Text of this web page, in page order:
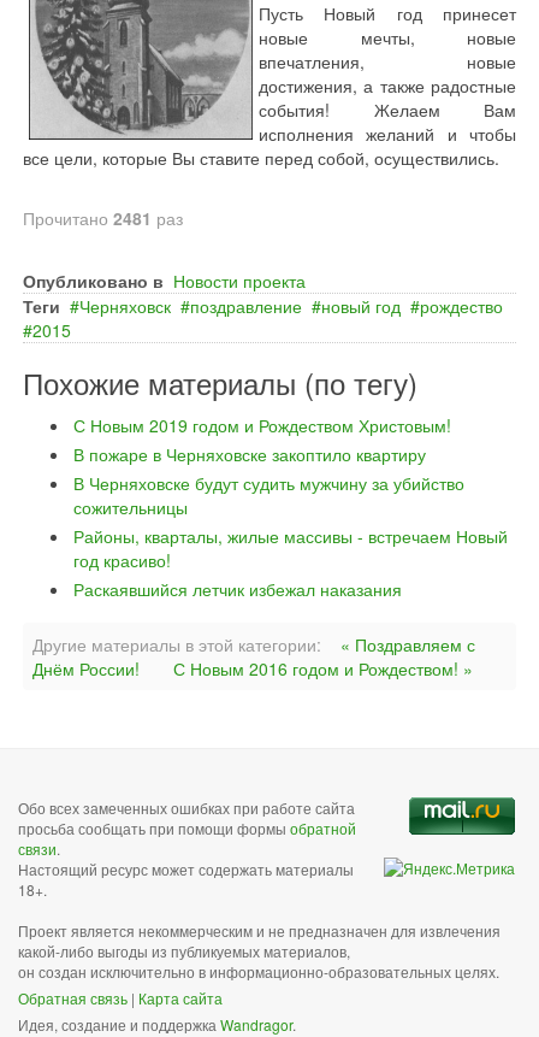
Пусть Новый год принесет
новые мечты, новые
впечатления, новые
достижения, а также радостные
события! Желаем Вам
исполнения желаний и чтобы
все цели, которые Вы ставите перед собой, осуществились.
Прочитано 2481 раз
Опубликовано в Новости проекта
Теги
Черняховск поздравление новый год
рождество
2015
Похожие материалы (по тегу)
С Новым 2019 годом и Рождеством Христовым!
В пожаре в Черняховске закоптило квартиру
В Черняховске будут судить мужчину за убийство
сожительницы
Районы, кварталы, жилые массивы - встречаем Новый
год красиво!
Раскаявшийся летчик избежал наказания
Другие материалы в этой категории:
« Поздравляем с
Днём России!
С Новым 2016 годом и Рождеством! »
Обо всех замеченных ошибках при работе сайта
просьба сообщать при помощи формы обратной
связи.
Настоящий ресурс может содержать материалы
18+.
Проект является некоммерческим и не предназначен для извлечения
какой-либо выгоды из публикуемых материалов,
он создан исключительно в информационно-образовательных целях.
Обратная связь | Карта сайта
Идея, создание и поддержка Wandragor.